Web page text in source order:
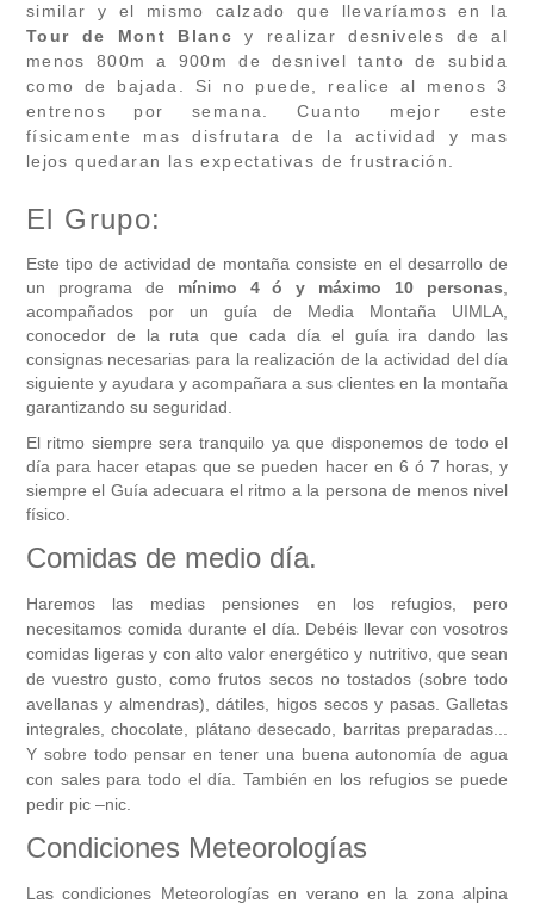
similar y el mismo calzado que llevaríamos en la
Tour de Mont Blanc y realizar desniveles de al
menos 800m a 900m de desnivel tanto de subida
como de bajada. Si no puede, realice al menos 3
entrenos por semana. Cuanto mejor este
físicamente mas disfrutara de la actividad y mas
lejos quedaran las expectativas de frustración.
El Grupo:
Este tipo de actividad de montaña consiste en el desarrollo de
un programa de mínimo 4 ó y máximo 10 personas,
acompañados por un guía de Media Montaña UIMLA,
conocedor de la ruta que cada día el guía ira dando las
consignas necesarias para la realización de la actividad del día
siguiente y ayudara y acompañara a sus clientes en la montaña
garantizando su seguridad.
El ritmo siempre sera tranquilo ya que disponemos de todo el
día para hacer etapas que se pueden hacer en 6 ó 7 horas, y
siempre el Guía adecuara el ritmo a la persona de menos nivel
físico.
Comidas de medio día.
Haremos las medias pensiones en los refugios, pero
necesitamos comida durante el día. Debéis llevar con vosotros
comidas ligeras y con alto valor energético y nutritivo, que sean
de vuestro gusto, como frutos secos no tostados (sobre todo
avellanas y almendras), dátiles, higos secos y pasas. Galletas
integrales, chocolate, plátano desecado, barritas preparadas...
Y sobre todo pensar en tener una buena autonomía de agua
con sales para todo el día. También en los refugios se puede
pedir pic –nic.
Condiciones Meteorologías
Las condiciones Meteorologías en verano en la zona alpina